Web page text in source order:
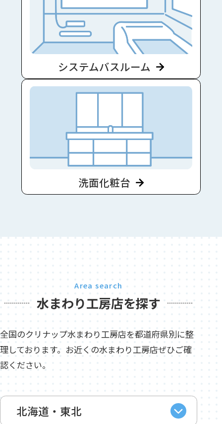
システムバスルーム
洗面化粧台
Area search
水まわり工房店を探す
全国のクリナップ水まわり工房店を都道府県別に整
理しております。お近くの水まわり工房店ぜひご確
認ください。
北海道・東北